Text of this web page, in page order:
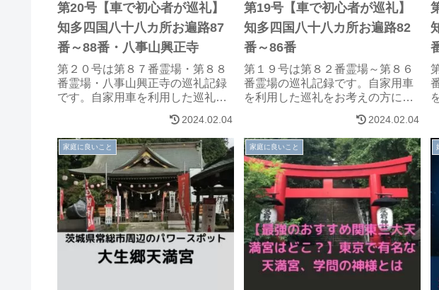
第20号【車で初心者が巡礼】
知多四国八十八カ所お遍路87
番～88番・八事山興正寺
第２０号は第８７番霊場・第８８
番霊場・八事山興正寺の巡礼記録
です。自家用車を利用した巡礼を
2024.02.04
第19号【車で初心者が巡礼】
知多四国八十八カ所お遍路82
番～86番
第１９号は第８２番霊場～第８６
番霊場の巡礼記録です。自家用車
を利用した巡礼をお考えの方に参
2024.02.04
家庭に良いこと 家庭に良いこと